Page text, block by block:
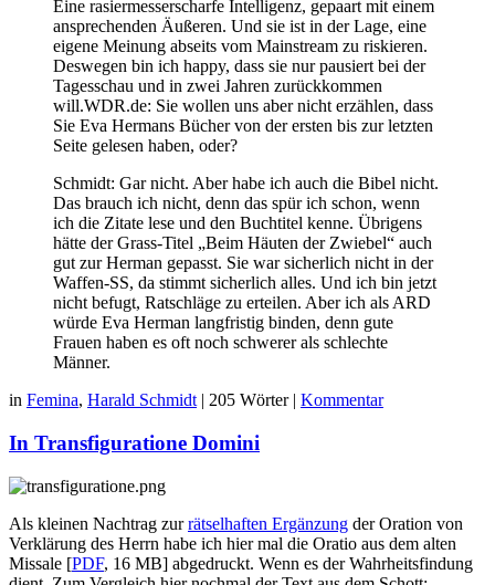
Eine rasiermesserscharfe Intelligenz, gepaart mit einem
ansprechenden Äußeren. Und sie ist in der Lage, eine
eigene Meinung abseits vom Mainstream zu riskieren.
Deswegen bin ich happy, dass sie nur pausiert bei der
Tagesschau und in zwei Jahren zurückkommen
will.WDR.de: Sie wollen uns aber nicht erzählen, dass
Sie Eva Hermans Bücher von der ersten bis zur letzten
Seite gelesen haben, oder?
Schmidt: Gar nicht. Aber habe ich auch die Bibel nicht.
Das brauch ich nicht, denn das spür ich schon, wenn
ich die Zitate lese und den Buchtitel kenne. Übrigens
hätte der Grass-Titel „Beim Häuten der Zwiebel“ auch
gut zur Herman gepasst. Sie war sicherlich nicht in der
Waffen-SS, da stimmt sicherlich alles. Und ich bin jetzt
nicht befugt, Ratschläge zu erteilen. Aber ich als ARD
würde Eva Herman langfristig binden, denn gute
Frauen haben es oft noch schwerer als schlechte
Männer.
in Femina, Harald Schmidt | 205 Wörter | Kommentar
In Transfiguratione Domini
Als kleinen Nachtrag zurrätselhaften Ergänzung der Oration von
Verklärung des Herrn habe ich hier mal die Oratio aus dem alten
Missale [PDF, 16 MB] abgedruckt. Wenn es der Wahrheitsfindung